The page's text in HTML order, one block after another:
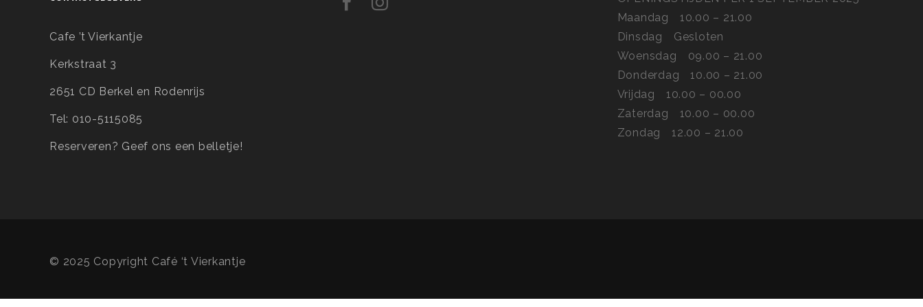
Cafe ’t Vierkantje
Kerkstraat 3
2651 CD Berkel en Rodenrijs
Tel: 010-5115085
Reserveren? Geef ons een belletje!
Maandag
10.00 – 21.00
Dinsdag
Gesloten
Woensdag
09.00 – 21.00
Donderdag
10.00 – 21.00
Vrijdag
10.00 – 00.00
Zaterdag
10.00 – 00.00
Zondag
12.00 – 21.00
© 2025 Copyright Café ‘t Vierkantje